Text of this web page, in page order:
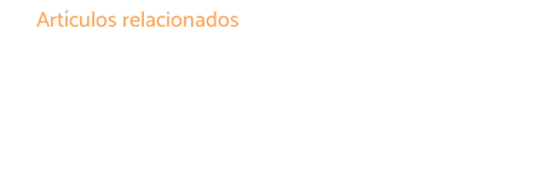
Artículos relacionados